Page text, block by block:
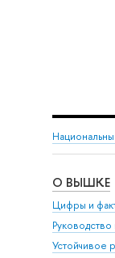
О ВЫШКЕ
Цифры и
Руководство
Устойчивое